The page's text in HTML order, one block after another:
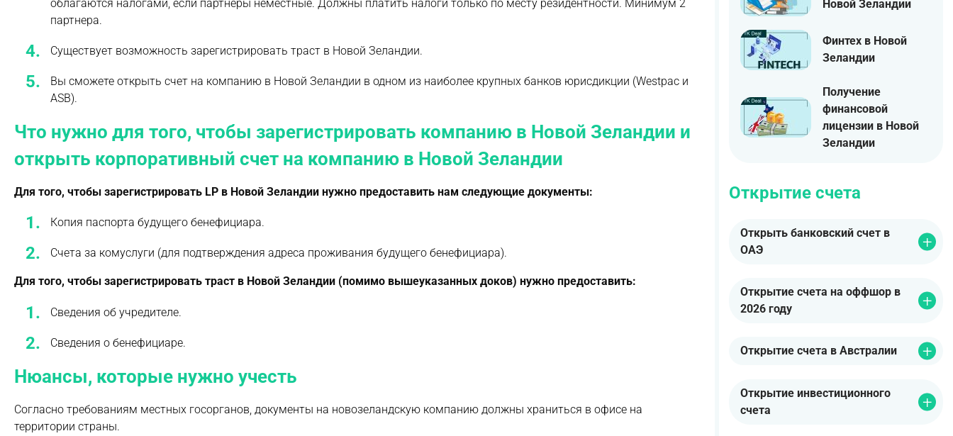
облагаются налогами, если партнеры неместные. Должны платить налоги только по месту резидентности. Минимум 2
партнера.
Существует возможность зарегистрировать траст в Новой Зеландии.
Вы сможете открыть счет на компанию в Новой Зеландии в одном из наиболее крупных банков юрисдикции (Westpac и
ASB).
Что нужно для того, чтобы зарегистрировать компанию в Новой Зеландии и
открыть корпоративный счет на компанию в Новой Зеландии
Для того, чтобы зарегистрировать LP в Новой Зеландии нужно предоставить нам следующие документы:
Копия паспорта будущего бенефициара.
Счета за комуслуги (для подтверждения адреса проживания будущего бенефициара).
Для того, чтобы зарегистрировать траст в Новой Зеландии (помимо вышеуказанных доков) нужно предоставить:
Сведения об учредителе.
Сведения о бенефициаре.
Нюансы, которые нужно учесть
Согласно требованиям местных госорганов, документы на новозеландскую компанию должны храниться в офисе на
территории страны.
Новой Зеландии
Финтех в Новой
Зеландии
Получение
финансовой
лицензии в Новой
Зеландии
Открытие счета
Открыть банковский счет в
ОАЭ
Открытие счета на оффшор в
2026 году
Открытие счета в Австралии
Открытие инвестиционного
счета